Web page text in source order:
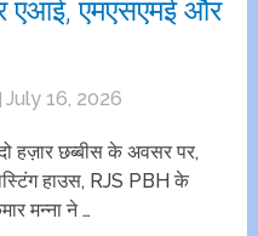
एआई, एमएसएमई और
July 16, 2026
हज़ार छब्बीस के अवसर पर,
हाउस, RJS PBH के
मन्ना ने …